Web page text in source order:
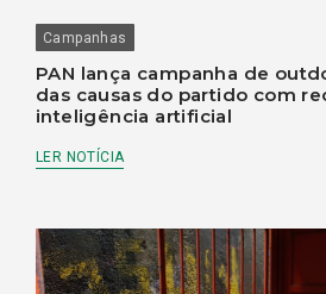
Campanhas
PAN lança campanha de
das causas do partido com
inteligência artificial
LER NOTÍCIA